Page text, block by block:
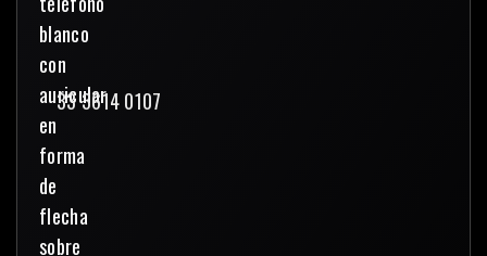
33 3614 0107